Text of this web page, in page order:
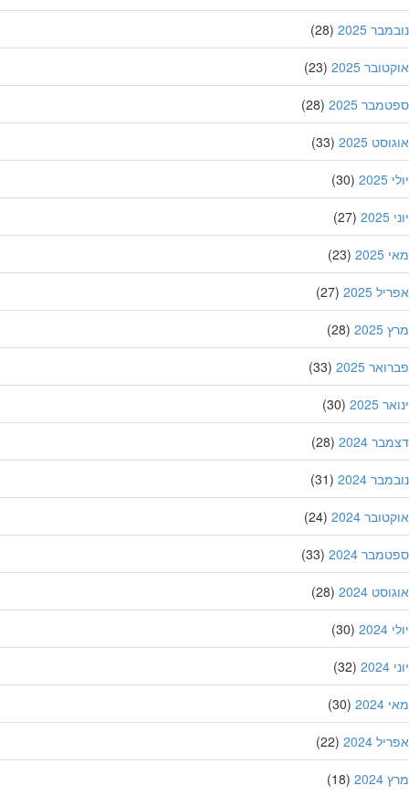
2025
(28)
2025
(23)
2025
(28)
2025
(33)
(30)
(27)
(23)
2025
(27)
(28)
2025
(33)
2025
(30)
2024
(28)
2024
(31)
2024
(24)
2024
(33)
2024
(28)
(30)
(32)
(30)
2024
(22)
(18)